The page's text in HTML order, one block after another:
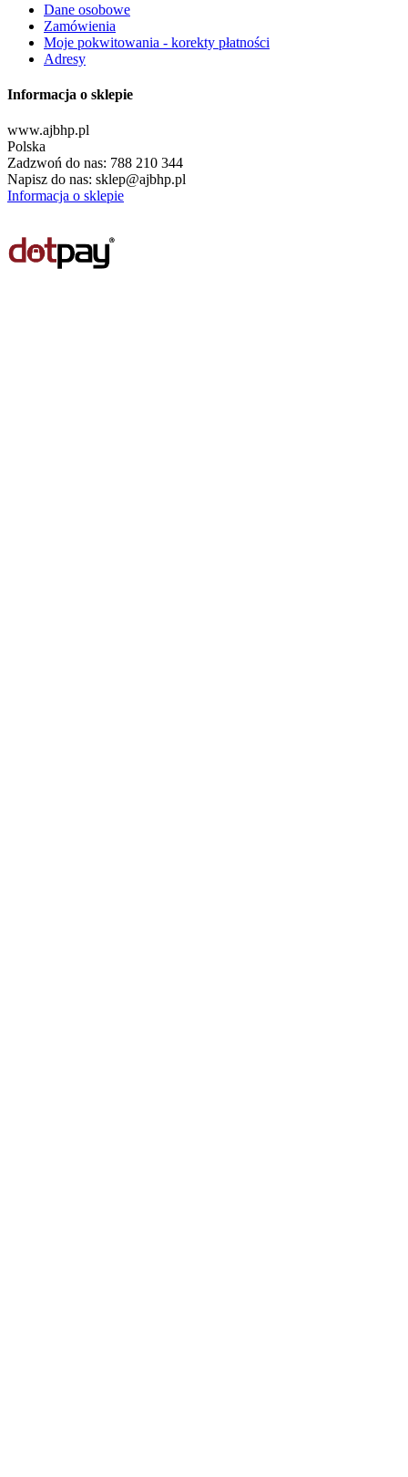
Dane osobowe
Zamówienia
Moje pokwitowania - korekty płatności
Adresy
Informacja o sklepie
www.ajbhp.pl
Polska
Zadzwoń do nas: 788 210 344
Napisz do nas: sklep@ajbhp.pl
Informacja o sklepie